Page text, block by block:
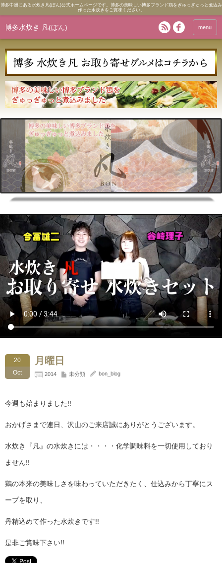
博多中洲にある水炊き凡(ぼん)公式ホームページです。博多の美味しい博多ブランド鶏をぎゅっぎゅっと煮込み
作った水炊きをご賞味ください。
博多水炊き 凡(ぼん) menu
20
Oct
月曜日
2014 未分類 bon_blog
今週も始まりました!!
おかげさまで連日、沢山のご来店誠にありがとうございます。
水炊き『凡』の水炊きには・・・・化学調味料を一切使用しており
ません!!
鶏の本来の美味しさを味わっていただきたく、仕込みから丁寧にス
ープを取り、
丹精込めて作った水炊きです!!
是非ご賞味下さい!!